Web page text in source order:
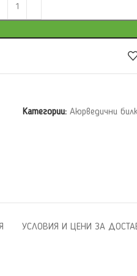
Категории: Аюрведични
УСЛОВИЯ И ЦЕНИ ЗА